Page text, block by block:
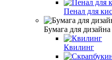
Пенал для
Бумага для дизайна
Квилинг